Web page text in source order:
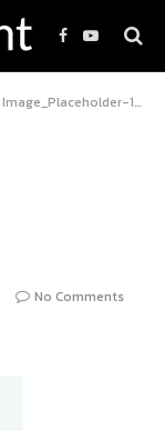
Facebook
YouTube
Image_Placeholder-13122021.jpeg
No Comments